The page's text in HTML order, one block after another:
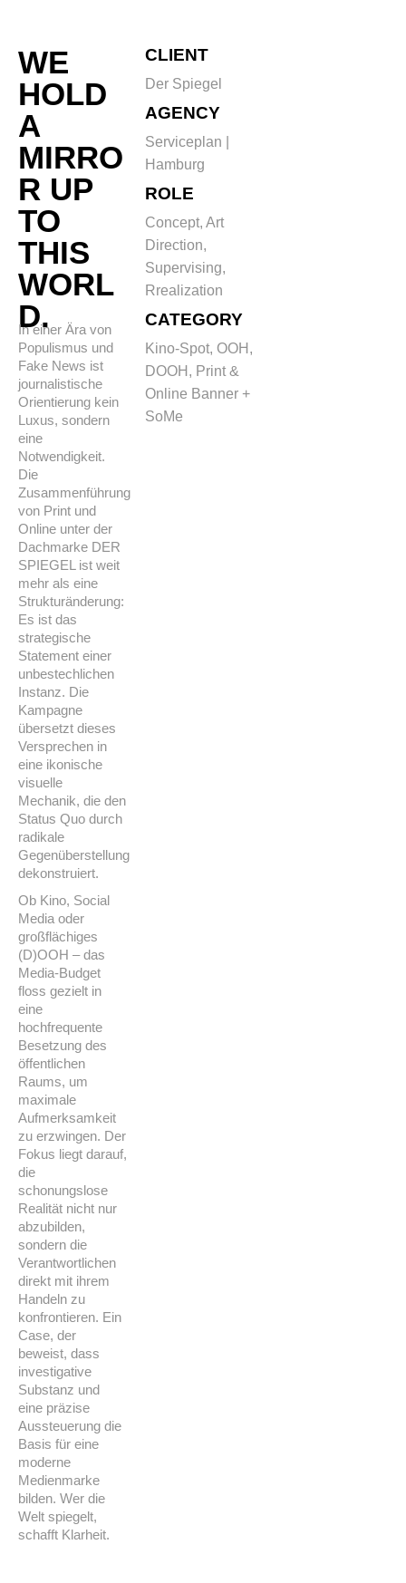
WE
HOLD
A
MIRRO
R UP
TO
THIS
WORL
D.
In einer Ära von
Populismus und
Fake News ist
journalistische
Orientierung kein
Luxus, sondern
eine
Notwendigkeit.
Die
Zusammenführung
von Print und
Online unter der
Dachmarke DER
SPIEGEL ist weit
mehr als eine
Strukturänderung:
Es ist das
strategische
Statement einer
unbestechlichen
Instanz. Die
Kampagne
übersetzt dieses
Versprechen in
eine ikonische
visuelle
Mechanik, die den
Status Quo durch
radikale
Gegenüberstellung
dekonstruiert.
Ob Kino, Social
Media oder
großflächiges
(D)OOH – das
Media-Budget
floss gezielt in
eine
hochfrequente
Besetzung des
öffentlichen
Raums, um
maximale
Aufmerksamkeit
zu erzwingen. Der
Fokus liegt darauf,
die
schonungslose
Realität nicht nur
abzubilden,
sondern die
Verantwortlichen
direkt mit ihrem
Handeln zu
konfrontieren. Ein
Case, der
beweist, dass
investigative
Substanz und
eine präzise
Aussteuerung die
Basis für eine
moderne
Medienmarke
bilden. Wer die
Welt spiegelt,
schafft Klarheit.
CLIENT
Der Spiegel
AGENCY
Serviceplan |
Hamburg
ROLE
Concept, Art
Direction,
Supervising,
Rrealization
CATEGORY
Kino-Spot, OOH,
DOOH, Print &
Online Banner +
SoMe